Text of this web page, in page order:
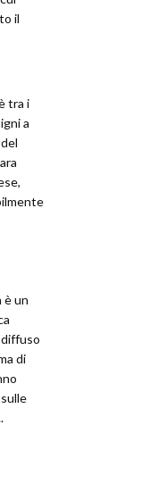
il
tra i
a
è un
di